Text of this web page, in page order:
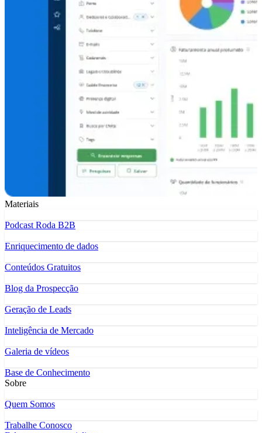
Materiais
Podcast Roda B2B
Enriquecimento de dados
Conteúdos Gratuitos
Blog da Prospecção
Geração de Leads
Inteligência de Mercado
Galeria de vídeos
Base de Conhecimento
Sobre
Quem Somos
Trabalhe Conosco